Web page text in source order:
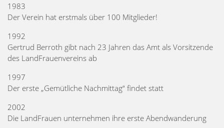
1983
Der Verein hat erstmals über 100 Mitglieder!
1992
Gertrud Berroth gibt nach 23 Jahren das Amt als Vorsitzende
des LandFrauenvereins ab
1997
Der erste „Gemütliche Nachmittag“ findet statt
2002
Die LandFrauen unternehmen ihre erste Abendwanderung